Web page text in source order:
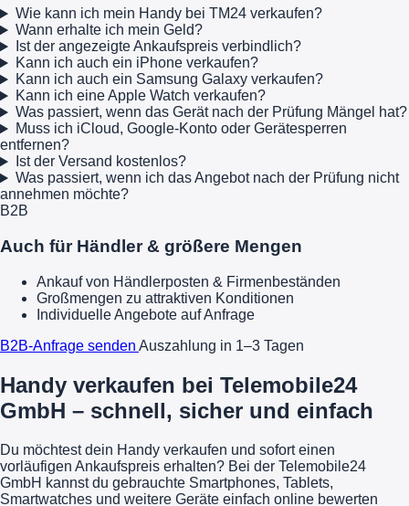
Wie kann ich mein Handy bei TM24 verkaufen?
Wann erhalte ich mein Geld?
Ist der angezeigte Ankaufspreis verbindlich?
Kann ich auch ein iPhone verkaufen?
Kann ich auch ein Samsung Galaxy verkaufen?
Kann ich eine Apple Watch verkaufen?
Was passiert, wenn das Gerät nach der Prüfung Mängel hat?
Muss ich iCloud, Google-Konto oder Gerätesperren
entfernen?
Ist der Versand kostenlos?
Was passiert, wenn ich das Angebot nach der Prüfung nicht
annehmen möchte?
B2B
Auch für Händler & größere Mengen
Ankauf von Händlerposten & Firmenbeständen
Großmengen zu attraktiven Konditionen
Individuelle Angebote auf Anfrage
B2B-Anfrage senden Auszahlung in 1–3 Tagen
Handy verkaufen bei Telemobile24
GmbH – schnell, sicher und einfach
Du möchtest dein Handy verkaufen und sofort einen
vorläufigen Ankaufspreis erhalten? Bei der Telemobile24
GmbH kannst du gebrauchte Smartphones, Tablets,
Smartwatches und weitere Geräte einfach online bewerten